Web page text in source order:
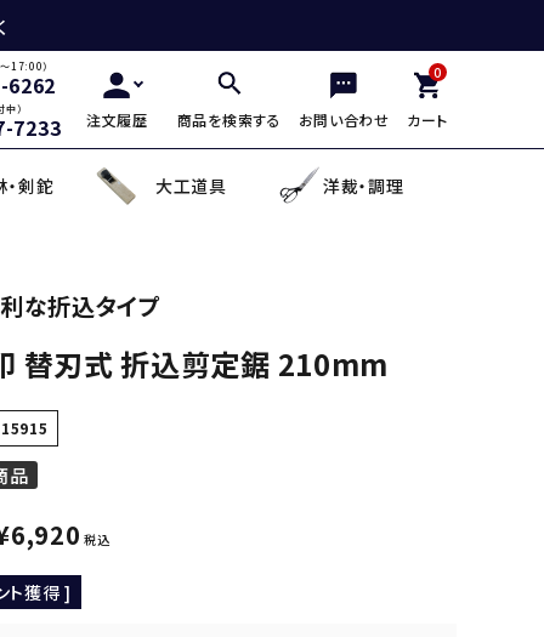
17:00）
6262
）
7233 注文履歴 商品を検索する お問い合わせ
0
カート
麺切り包丁
面直し砥石
造林鎌
充電式除草機
土農工具
・剣鉈
登山用杖・トレッキ
大工道具
手鉤
洋裁・調理
越前箸
な折込タイプ
替刃式 折込剪定鋸 210mm
品
6,920 税込
ト獲得 ]